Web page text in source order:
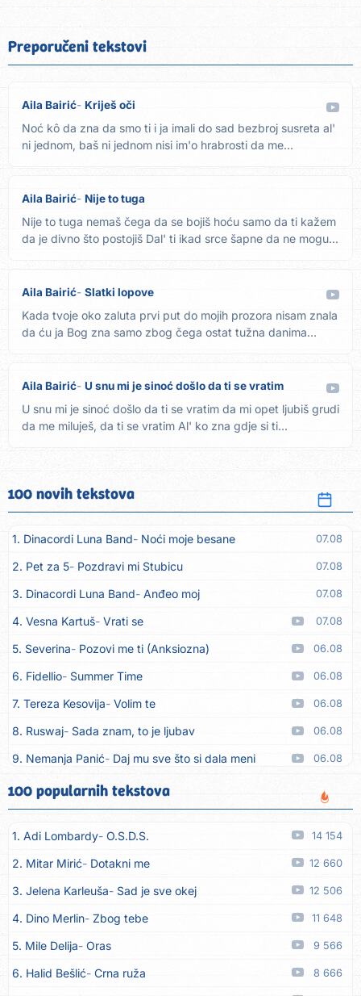
Preporučeni tekstovi
Aila Bairić Kriješ oči
Noć kô da zna da smo ti i ja imali do sad bezbroj susreta al'
ni jednom, baš ni jednom nisi im'o hrabrosti da me...
Aila Bairić Nije to tuga
Nije to tuga nemaš čega da se bojiš hoću samo da ti kažem
da je divno što postojiš Dal' ti ikad srce šapne da ne mogu...
Aila Bairić Slatki lopove
Kada tvoje oko zaluta prvi put do mojih prozora nisam znala
da ću ja Bog zna samo zbog čega ostat tužna danima
Aila Bairić U snu mi je sinoć došlo da ti se vratim
U snu mi je sinoć došlo da ti se vratim da mi opet ljubiš grudi
da me miluješ, da ti se vratim Al' ko zna gdje si ti...
100 novih tekstova
1. Dinacordi Luna Band Noći moje besane 07.08
2. Pet za 5 Pozdravi mi Stubicu 07.08
3. Dinacordi Luna Band Anđeo moj 07.08
4. Vesna Kartuš Vrati se 07.08
5. Severina Pozovi me ti (Anksiozna) 06.08
6. Fidellio Summer Time 06.08
7. Tereza Kesovija Volim te 06.08
8. Ruswaj Sada znam, to je ljubav 06.08
9. Nemanja Panić Daj mu sve što si dala meni 06.08
10. Gustafi Imala je oči pospane
11. Marko Nedug Pjesma za tebe 06.08
12. Bruno Krajcar Pozitiva 06.08
13. Bruno Krajcar Za nas 06.08
14. Tereza Kesovija Da li ću moći 06.08
15. Lidija Bačić Neka se vino toči (Nazdravlje) 06.08
16. Karin Kuljanić Nisi zavridel 06.08
17. Tamara Brusić Nigdi ni lipo ko doma 06.08
100 popularnih tekstova
1. Adi Lombardy O.S.D.S. 14 154
2. Mitar Mirić Dotakni me 12 660
3. Jelena Karleuša Sad je sve okej 12 506
4. Dino Merlin Zbog tebe 11 648
5. Mile Delija Oras 9 566
6. Halid Bešlić Crna ruža 8 666